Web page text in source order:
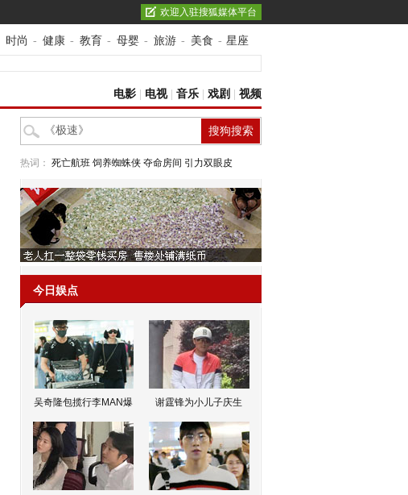
欢迎入驻搜狐媒体平台
时尚 - 健康 - 教育 - 母婴 - 旅游 - 美食 - 星座
电影 电视| 音乐 戏剧 视频
热词： 死亡航班 饲养蜘蛛侠 夺命房间 引力双眼皮
今日娱点
吴奇隆包揽行李MAN爆 谢霆锋为小儿子庆生